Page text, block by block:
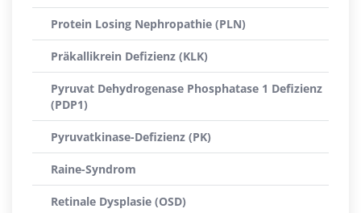
Protein Losing Nephropathie (PLN)
Präkallikrein Defizienz (KLK)
Pyruvat Dehydrogenase Phosphatase 1 Defizienz
(PDP1)
Pyruvatkinase-Defizienz (PK)
Raine-Syndrom
Retinale Dysplasie (OSD)